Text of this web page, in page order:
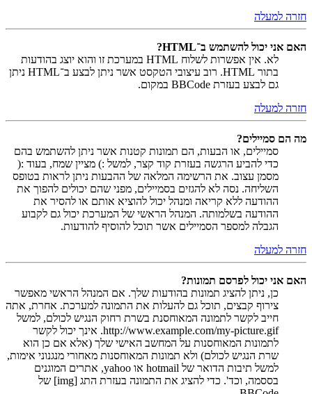
חזרה למעלה
האם אני יכול להשתמש ב־HTML?
לא. אין אפשרות לשלוח HTML במערכת זו והוא יוצג בהודעות
בתור HTML. רוב עיצובי הטקסט אשר ניתן לבצע ב־HTML ניתן
גם לבצע בעזרת BBCode במקום.
חזרה למעלה
מה הם סמיילים?
סמיילים, או הבעות, הם תמונות קטנות אשר ניתן להשתמש בהם
כדי להביע הרגשה בעזרת קוד קצר, למשל :) מציין שמח, בעוד :(
מסמן עצוב. את הרשימה המלאה של ההבעות ניתן לראות בטופס
השליחה. נסה לא להגזים בסמיילים, מפני שהם יכולים להפוך את
ההודעה ללא קריאה ומנהל יכול להוציא אותם או להסיר את
ההודעה בשלמותה. המנהל הראשי של המערכת יכול גם לקבוע
הגבלה למספר הסמיילים אשר תוכל להוסיף להודעות.
חזרה למעלה
האם אני יכול לפרסם תמונות?
כן, ניתן להציג תמונות בהודעות שלך. אם המנהל הראשי מאפשר
צירוף קבצים, תוכל גם להעלות את התמונה למערכת. אחרת, אתה
חייב לקשר לתמונה המאוחסנת בשרת רחוק הנגיש לכולם, למשל
http://www.example.com/my-picture.gif. אינך יכול לקשר
לתמונות המאוחסנות על המחשב האישי שלך (אלא אם כן הוא
שרת הנגיש לכולם) ולא תמונות המאוחסנות מאחורי מנגנוני אימות,
למשל תיבות הדואר של hotmail או yahoo, אתרים המוגנים
בססמה, וכד'. כדי להציג את התמונה בעזרת התג [img] של